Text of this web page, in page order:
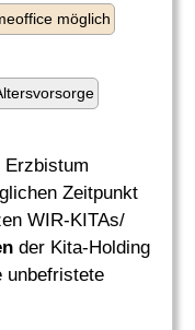
möglich
Erzbistum
Zeitpunkt
WIR-KITAs/
der Kita-Holding
unbefristete